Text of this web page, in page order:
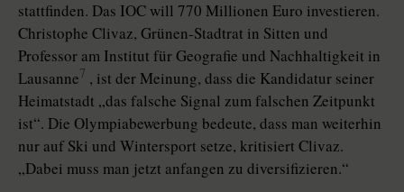
stattfinden. Das IOC will 770 Millionen Euro investieren.
Christophe Clivaz, Grünen-Stadtrat in Sitten und
Professor am Institut für Geografie und Nachhaltigkeit in
Lausanne7 , ist der Meinung, dass die Kandidatur seiner
Heimatstadt „das falsche Signal zum falschen Zeitpunkt
ist“. Die Olympiabewerbung bedeute, dass man weiterhin
nur auf Ski und Wintersport setze, kritisiert Clivaz.
„Dabei muss man jetzt anfangen zu diversifizieren.“